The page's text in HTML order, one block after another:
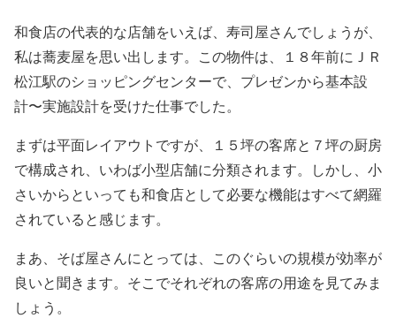
和食店の代表的な店舗をいえば、寿司屋さんでしょうが、
私は蕎麦屋を思い出します。この物件は、１８年前にＪＲ
松江駅のショッピングセンターで、プレゼンから基本設
計〜実施設計を受けた仕事でした。
まずは平面レイアウトですが、１５坪の客席と７坪の厨房
で構成され、いわば小型店舗に分類されます。しかし、小
さいからといっても和食店として必要な機能はすべて網羅
されていると感じます。
まあ、そば屋さんにとっては、このぐらいの規模が効率が
良いと聞きます。そこでそれぞれの客席の用途を見てみま
しょう。